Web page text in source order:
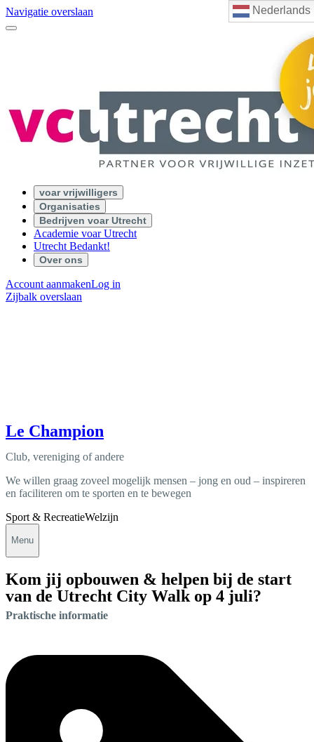
Nederlands
Navigatie overslaan
voar vrijwilligers
Organisaties
Bedrijven voar Utrecht
Academie voar Utrecht
Utrecht Bedankt!
Over ons
Account aanmakenLog in
Zijbalk overslaan
Le Champion
Club, vereniging of andere
We willen graag zoveel mogelijk mensen – jong en oud – inspireren
en faciliteren om te sporten en te bewegen
Sport & RecreatieWelzijn
Menu
Kom jij opbouwen & helpen bij de start
van de Utrecht City Walk op 4 juli?
Praktische informatie